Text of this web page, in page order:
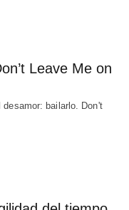
Leave Me on
bailarlo. Don't